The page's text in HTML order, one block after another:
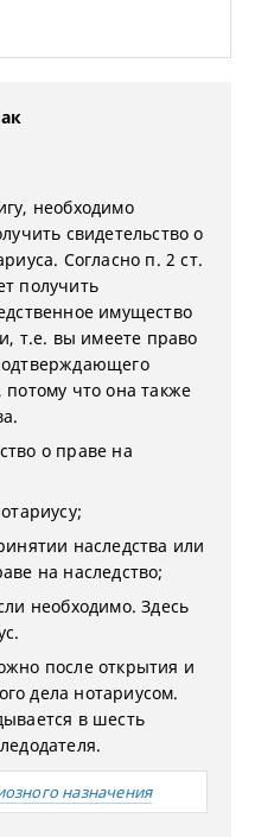
необходимо
свидетельство о
Согласно п. 2 ст.
получить
имущество
т.е. вы имеете право
потому что она также
о праве на
наследства или
на наследство;
необходимо. Здесь
после открытия и
дела нотариусом.
в шесть
назначения